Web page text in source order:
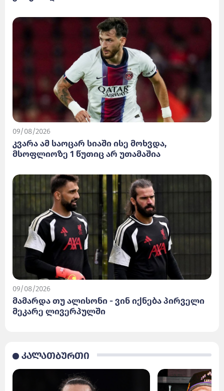
09/08/2026
კვარა ამ საოცარ სიაში ისე მოხვდა,
მსოფლიოზე 1 წუთიც არ უთამაშია
09/08/2026
მამარდა თუ ალისონი - ვინ იქნება პირველი
მეკარე ლივერპულში
კალათბურთი